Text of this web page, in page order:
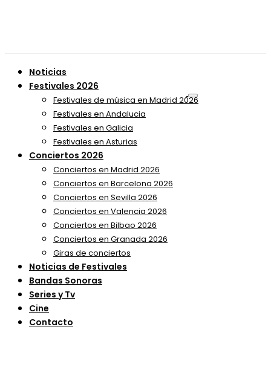
Noticias
Festivales 2026
Festivales de música en Madrid 2026
Festivales en Andalucia
Festivales en Galicia
Festivales en Asturias
Conciertos 2026
Conciertos en Madrid 2026
Conciertos en Barcelona 2026
Conciertos en Sevilla 2026
Conciertos en Valencia 2026
Conciertos en Bilbao 2026
Conciertos en Granada 2026
Giras de conciertos
Noticias de Festivales
Bandas Sonoras
Series y Tv
Cine
Contacto